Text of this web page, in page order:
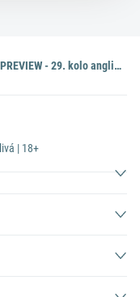
PREVIEW - 29. kolo anglické Premier League
| 18+